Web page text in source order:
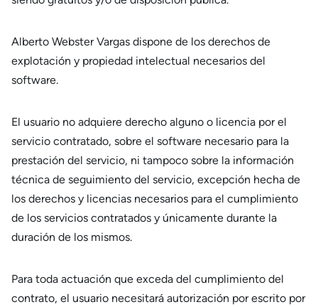
Alberto Webster Vargas dispone de los derechos de
explotación y propiedad intelectual necesarios del
software.
El usuario no adquiere derecho alguno o licencia por el
servicio contratado, sobre el software necesario para la
prestación del servicio, ni tampoco sobre la información
técnica de seguimiento del servicio, excepción hecha de
los derechos y licencias necesarios para el cumplimiento
de los servicios contratados y únicamente durante la
duración de los mismos.
Para toda actuación que exceda del cumplimiento del
contrato, el usuario necesitará autorización por escrito por